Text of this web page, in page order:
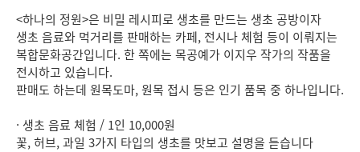
<하나의 정원>은 비밀 레시피로 생초를 만드는 생초 공방이자
생초 음료와 먹거리를 판매하는 카페, 전시나 체험 등이 이뤄지는
복합문화공간입니다. 한 쪽에는 목공예가 이지우 작가의 작품을
전시하고 있습니다.
판매도 하는데 원목도마, 원목 접시 등은 인기 품목 중 하나입니다.
· 생초 음료 체험 / 1인 10,000원
꽃, 허브, 과일 3가지 타입의 생초를 맛보고 설명을 듣습니다